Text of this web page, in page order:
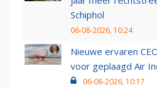
Schiphol
06-08-2026, 10:24
Nieuwe ervaren
voor geplaagd Air
06-08-2026, 10:17